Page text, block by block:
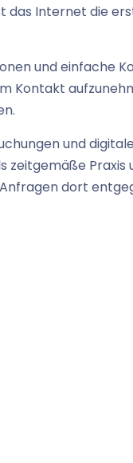
Internet die
und einfache
Kontakt
und
zeitgemäße
dort